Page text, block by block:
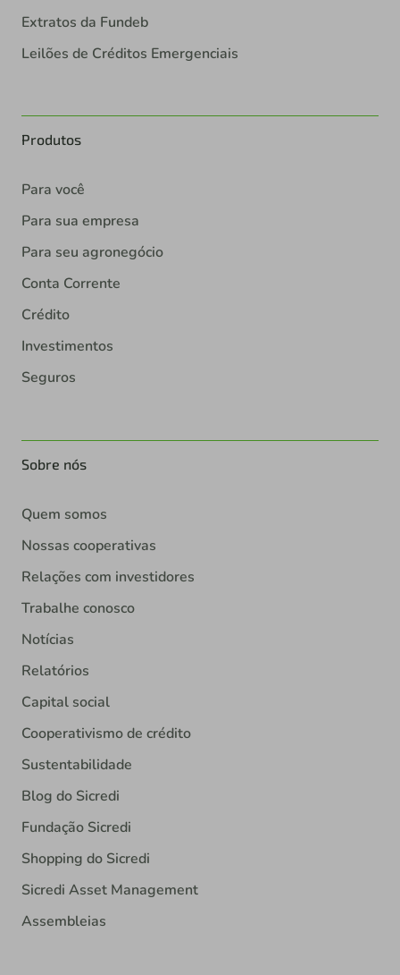
Extratos da Fundeb
Leilões de Créditos Emergenciais
Produtos
Para você
Para sua empresa
Para seu agronegócio
Conta Corrente
Crédito
Investimentos
Seguros
Sobre nós
Quem somos
Nossas cooperativas
Relações com investidores
Trabalhe conosco
Notícias
Relatórios
Capital social
Cooperativismo de crédito
Sustentabilidade
Blog do Sicredi
Fundação Sicredi
Shopping do Sicredi
Sicredi Asset Management
Assembleias